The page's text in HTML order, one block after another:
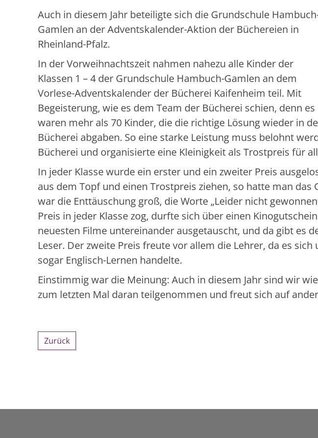
Auch in diesem Jahr beteiligte sich die Grundschule
Gamlen an der Adventskalender-Aktion der Büchereien in
Rheinland-Pfalz.
In der Vorweihnachtszeit nahmen nahezu alle Kinder der
Klassen 1 – 4 der Grundschule Hambuch-Gamlen an dem
Vorlese-Adventskalender der Bücherei Kaifenheim teil. Mit
Begeisterung, wie es dem Team der Bücherei schien, denn es
waren mehr als 70 Kinder, die die richtige Lösung wieder in
Bücherei abgaben. So eine starke Leistung muss belohnt
Bücherei und organisierte eine Kleinigkeit als Trostpreis für
In jeder Klasse wurde ein erster und ein zweiter Preis
aus dem Topf und einen Trostpreis ziehen, so hatte man
war die Enttäuschung groß, die Worte „Leider nicht
Preis in jeder Klasse zog, durfte sich über einen
neuesten Filme untereinander ausgetauscht, und da gibt es
Leser. Der zweite Preis freute vor allem die Lehrer, da es
sogar Englisch-Lernen handelte.
Einstimmig war die Meinung: Auch in diesem Jahr sind wir
zum letzten Mal daran teilgenommen und freut sich auf
Zurück